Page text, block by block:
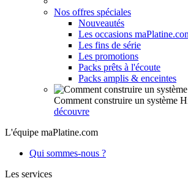
Nos offres spéciales
Nouveautés
Les occasions
Les fins de série
Les promotions
Packs prêts à l'écoute
Packs amplis & enceintes
Comment construire un système
découvre
L'équipe maPlatine.com
Qui sommes-nous ?
Les services